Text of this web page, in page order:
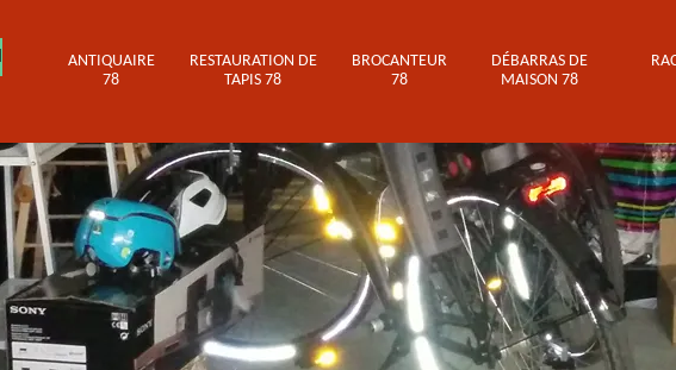
ANTIQUAIRE
78
RESTAURATION DE
TAPIS 78
BROCANTEUR
78
DÉBARRAS DE
MAISON 78